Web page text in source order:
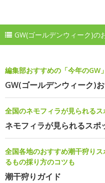
GW(ゴールデンウィーク)の
編集部おすすめの「今年のGW
GW(ゴールデンウィーク)
全国のネモフィラが見られる
ネモフィラが見られるスポ
全国各地のおすすめ潮干狩り
るもの採り方のコツも
潮干狩りガイド